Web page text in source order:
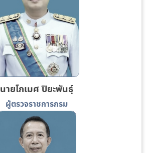
นายโกเมศ ปิยะพันธุ์
ผู้ตรวจราชการกรม